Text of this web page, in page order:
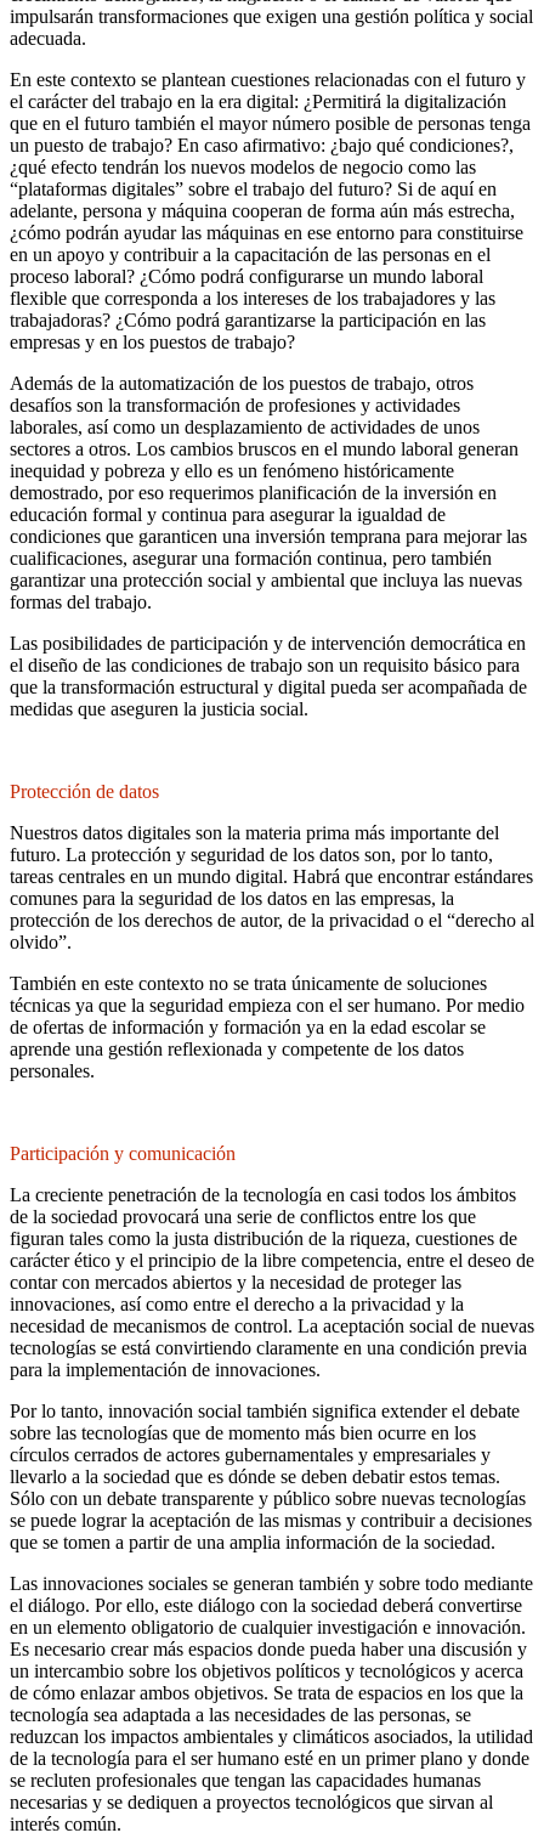
impulsarán transformaciones que exigen una gestión política y social
adecuada.
En este contexto se plantean cuestiones relacionadas con el futuro y
el carácter del trabajo en la era digital: ¿Permitirá la digitalización
que en el futuro también el mayor número posible de personas tenga
un puesto de trabajo? En caso afirmativo: ¿bajo qué condiciones?,
¿qué efecto tendrán los nuevos modelos de negocio como las
“plataformas digitales” sobre el trabajo del futuro? Si de aquí en
adelante, persona y máquina cooperan de forma aún más estrecha,
¿cómo podrán ayudar las máquinas en ese entorno para constituirse
en un apoyo y contribuir a la capacitación de las personas en el
proceso laboral? ¿Cómo podrá configurarse un mundo laboral
flexible que corresponda a los intereses de los trabajadores y las
trabajadoras? ¿Cómo podrá garantizarse la participación en las
empresas y en los puestos de trabajo?
Además de la automatización de los puestos de trabajo, otros
desafíos son la transformación de profesiones y actividades
laborales, así como un desplazamiento de actividades de unos
sectores a otros. Los cambios bruscos en el mundo laboral generan
inequidad y pobreza y ello es un fenómeno históricamente
demostrado, por eso requerimos planificación de la inversión en
educación formal y continua para asegurar la igualdad de
condiciones que garanticen una inversión temprana para mejorar las
cualificaciones, asegurar una formación continua, pero también
garantizar una protección social y ambiental que incluya las nuevas
formas del trabajo.
Las posibilidades de participación y de intervención democrática en
el diseño de las condiciones de trabajo son un requisito básico para
que la transformación estructural y digital pueda ser acompañada de
medidas que aseguren la justicia social.
Protección de datos
Nuestros datos digitales son la materia prima más importante del
futuro. La protección y seguridad de los datos son, por lo tanto,
tareas centrales en un mundo digital. Habrá que encontrar estándares
comunes para la seguridad de los datos en las empresas, la
protección de los derechos de autor, de la privacidad o el “derecho al
olvido”.
También en este contexto no se trata únicamente de soluciones
técnicas ya que la seguridad empieza con el ser humano. Por medio
de ofertas de información y formación ya en la edad escolar se
aprende una gestión reflexionada y competente de los datos
personales.
Participación y comunicación
La creciente penetración de la tecnología en casi todos los ámbitos
de la sociedad provocará una serie de conflictos entre los que
figuran tales como la justa distribución de la riqueza, cuestiones de
carácter ético y el principio de la libre competencia, entre el deseo de
contar con mercados abiertos y la necesidad de proteger las
innovaciones, así como entre el derecho a la privacidad y la
necesidad de mecanismos de control. La aceptación social de nuevas
tecnologías se está convirtiendo claramente en una condición previa
para la implementación de innovaciones.
Por lo tanto, innovación social también significa extender el debate
sobre las tecnologías que de momento más bien ocurre en los
círculos cerrados de actores gubernamentales y empresariales y
llevarlo a la sociedad que es dónde se deben debatir estos temas.
Sólo con un debate transparente y público sobre nuevas tecnologías
se puede lograr la aceptación de las mismas y contribuir a decisiones
que se tomen a partir de una amplia información de la sociedad.
Las innovaciones sociales se generan también y sobre todo mediante
el diálogo. Por ello, este diálogo con la sociedad deberá convertirse
en un elemento obligatorio de cualquier investigación e innovación.
Es necesario crear más espacios donde pueda haber una discusión y
un intercambio sobre los objetivos políticos y tecnológicos y acerca
de cómo enlazar ambos objetivos. Se trata de espacios en los que la
tecnología sea adaptada a las necesidades de las personas, se
reduzcan los impactos ambientales y climáticos asociados, la utilidad
de la tecnología para el ser humano esté en un primer plano y donde
se recluten profesionales que tengan las capacidades humanas
necesarias y se dediquen a proyectos tecnológicos que sirvan al
interés común.